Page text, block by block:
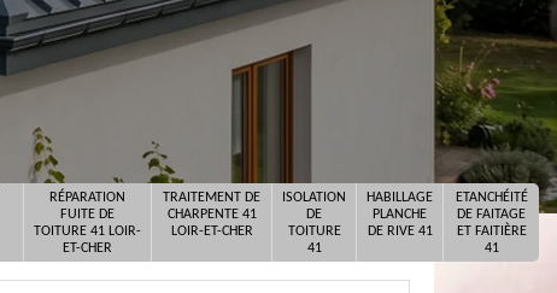
RÉPARATION
FUITE DE
TOITURE 41 LOIR-
ET-CHER
TRAITEMENT DE
CHARPENTE 41
LOIR-ET-CHER
ISOLATION
DE
TOITURE
41
HABILLAGE
PLANCHE
DE RIVE 41
ETANCHÉITÉ
DE FAITAGE
ET FAITIÈRE
41